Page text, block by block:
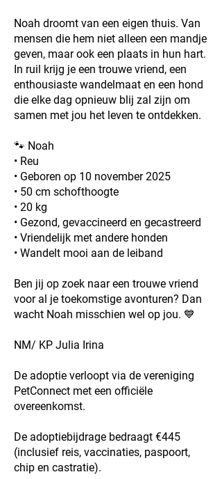
Noah droomt van een eigen thuis. Van
mensen die hem niet alleen een mandje
geven, maar ook een plaats in hun hart.
In ruil krijg je een trouwe vriend, een
enthousiaste wandelmaat en een hond
die elke dag opnieuw blij zal zijn om
samen met jou het leven te ontdekken.
🐾 Noah
• Reu
• Geboren op 10 november 2025
• 50 cm schofthoogte
• 20 kg
• Gezond, gevaccineerd en gecastreerd
• Vriendelijk met andere honden
• Wandelt mooi aan de leiband
Ben jij op zoek naar een trouwe vriend
voor al je toekomstige avonturen? Dan
wacht Noah misschien wel op jou. 💙
NM/ KP Julia Irina
De adoptie verloopt via de vereniging
PetConnect met een officiële
overeenkomst.
De adoptiebijdrage bedraagt €445
(inclusief reis, vaccinaties, paspoort,
chip en castratie).